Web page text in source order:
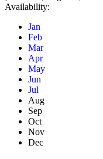
Availability:
Jan
Feb
Mar
Apr
May
Jun
Jul
Aug
Sep
Oct
Nov
Dec